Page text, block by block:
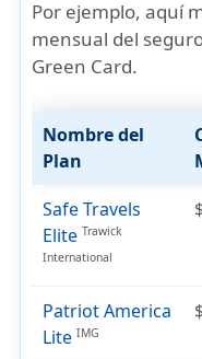
Por ejemplo, aquí
mensual del
Green Card.
Nombre del
Plan
Safe Travels
Elite Trawick
International
Patriot America
Lite IMG